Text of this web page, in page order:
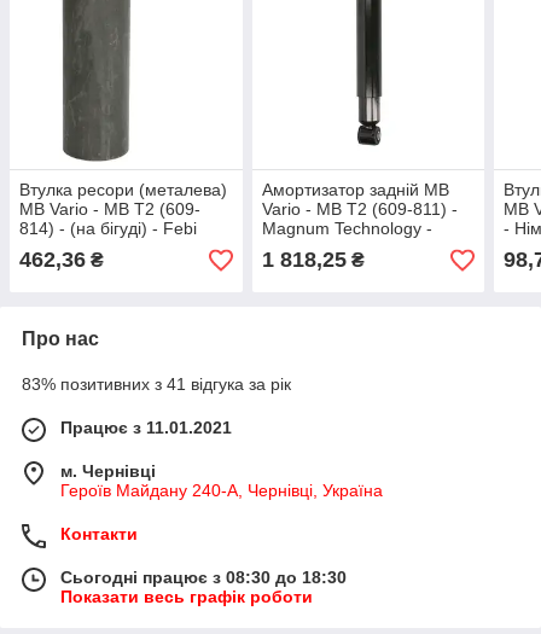
Втулка ресори (металева)
MB Vario - MB T2 (609-
814) - (на бігуді) - Febi
Bilstein - Німеччина -
14767
462,36 ₴
Амортизатор задній MB
Vario - MB T2 (609-811) -
Magnum Technology -
Польща - M0001
1 818,25₴
MB
-
Про нас
83% позитивних з 41 відгука за рік
Працює з 11.01.2021
м. Чернівці
Героїв Майдану 240-А, Чернівці, Україна
Контакти
Сьогодні працює з 08:30 до 18:30
Показати весь графік роботи